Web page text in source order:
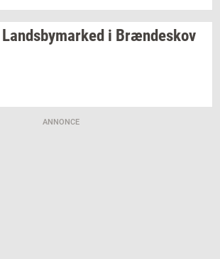
Lands­by­mar­ked i Bræn­de­skov
ANNONCE